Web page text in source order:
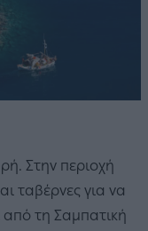
Στην περιοχή
ταβέρνες για να
τη Σαμπατική